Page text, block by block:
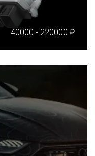
40000 - 220000